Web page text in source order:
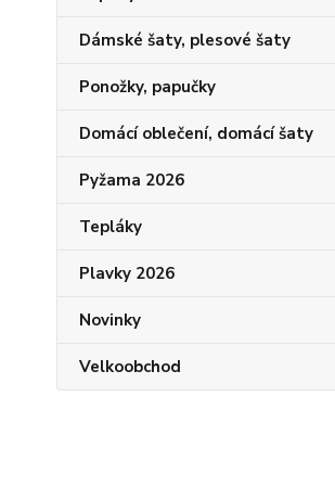
Dámské šaty, plesové šaty
Ponožky, papučky
Domácí oblečení, domácí šaty
Pyžama 2026
Tepláky
Plavky 2026
Novinky
Velkoobchod